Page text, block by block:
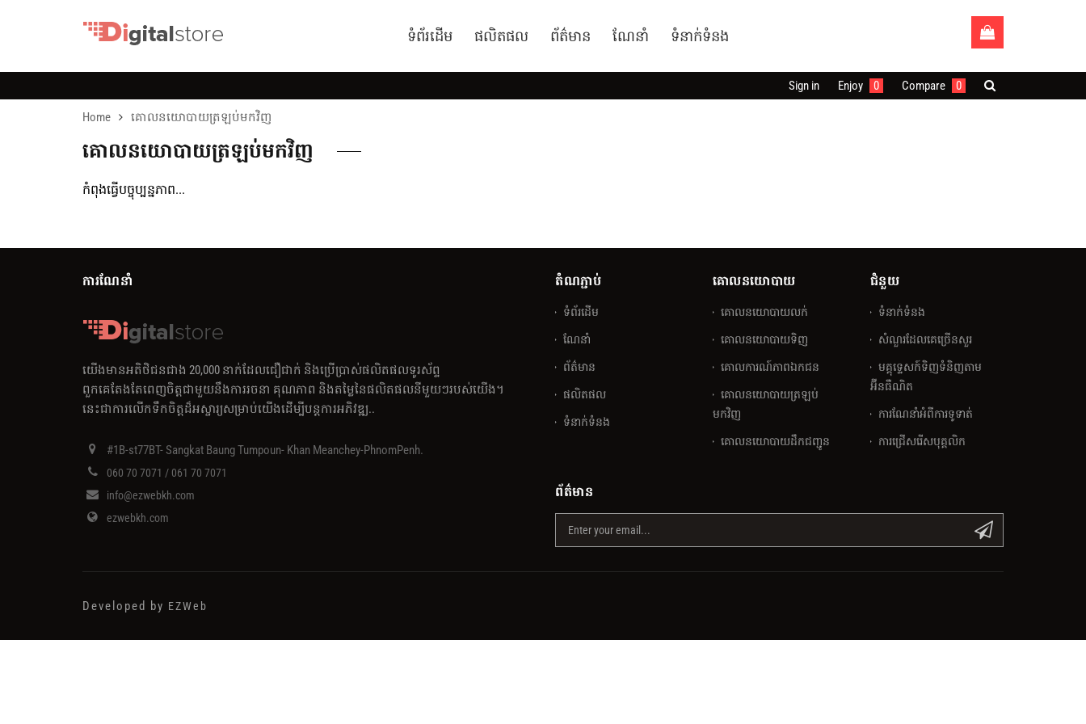
ទំព័រដើម ផលិតផល ព័ត៌មាន ណែនាំ ទំនាក់ទំនង
Sign in Enjoy 0 Compare 0
Home គោលនយោបាយត្រឡប់មកវិញ
គោលនយោបាយត្រឡប់មកវិញ
កំពុងធ្វើបច្ចុប្បន្នភាព...
ការណែនាំ
យើងមានអតិថិជនជាង 20,000 នាក់ដែលជឿជាក់ និងប្រើប្រាស់ផលិតផលទូរស័ព្ទ
ពួកគេតែងតែពេញចិត្តជាមួយនឹងការរចនា គុណភាព និងតម្លៃនៃផលិតផលនីមួយៗរបស់យើង។
នេះ​ជា​ការ​លើក​ទឹក​ចិត្ត​ដ៏​អស្ចារ្យ​សម្រាប់​យើង​ដើម្បី​បន្ត​ការ​អភិវឌ្ឍ..
#1B-st77BT- Sangkat Baung Tumpoun- Khan Meanchey-PhnomPenh.
060 70 7071 / 061 70 7071
info@ezwebkh.com
ezwebkh.com
តំណភ្ជាប់
ទំព័រដើម
ណែនាំ
ព័ត៌មាន
ផលិតផល
ទំនាក់ទំនង
គោលនយោបាយ
គោលនយោបាយលក់
គោលនយោបាយទិញ
គោលការណ៍​ភាព​ឯកជន
គោលនយោបាយត្រឡប់
មកវិញ
គោលនយោបាយដឹកជញ្ជូន
ជំនួយ
ទំនាក់ទំនង
សំណួរ​ដែលគេ​ច្រើន​សួរ
មគ្គុទ្ទេសក៍ទិញទំនិញតាម
អ៊ីនធឺណិត
ការណែនាំអំពីការទូទាត់
ការជ្រើសរើសបុគ្គលិក
ព័ត៌មាន
Developed by EZWeb